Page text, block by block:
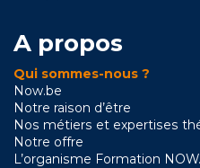
A propos
Qui sommes-nous ?
Now.be
Notre raison d’être
Nos métiers et expertises
Notre offre
L’organisme Formation